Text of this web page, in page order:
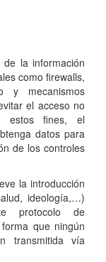
la información
como firewalls,
y mecanismos
el acceso no
estos fines, el
datos para
de los controles
la introducción
ideología,…)
protocolo de
que ningún
transmitida vía